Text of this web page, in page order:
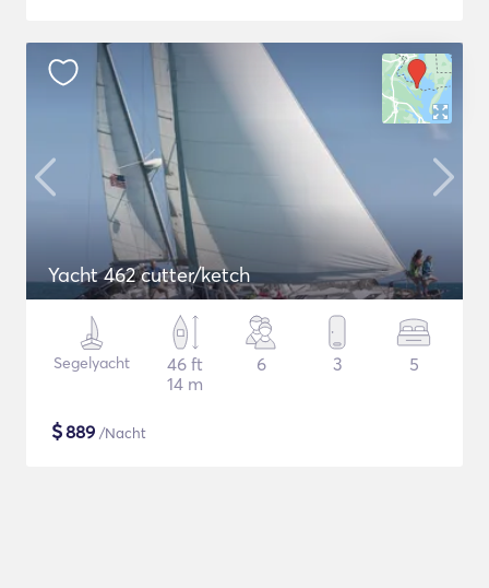
Yacht 462 cutter/ketch
Segelyacht
46 ft
14 m
6 3 5
$889 /Nacht